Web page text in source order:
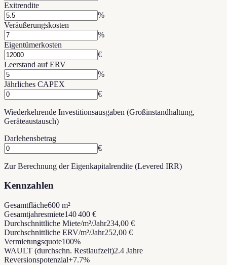
Exitrendite
%
Veräußerungskosten
%
Eigentümerkosten
€
Leerstand auf ERV
%
Jährliches CAPEX
€
Wiederkehrende Investitionsausgaben (Großinstandhaltung,
Geräteaustausch)
Darlehensbetrag
€
Zur Berechnung der Eigenkapitalrendite (Levered IRR)
Kennzahlen
Gesamtfläche600 m²
Gesamtjahresmiete140 400 €
Durchschnittliche Miete/m²/Jahr234,00 €
Durchschnittliche ERV/m²/Jahr252,00 €
Vermietungsquote100%
WAULT (durchschn. Restlaufzeit)2.4 Jahre
Reversionspotenzial+7.7%